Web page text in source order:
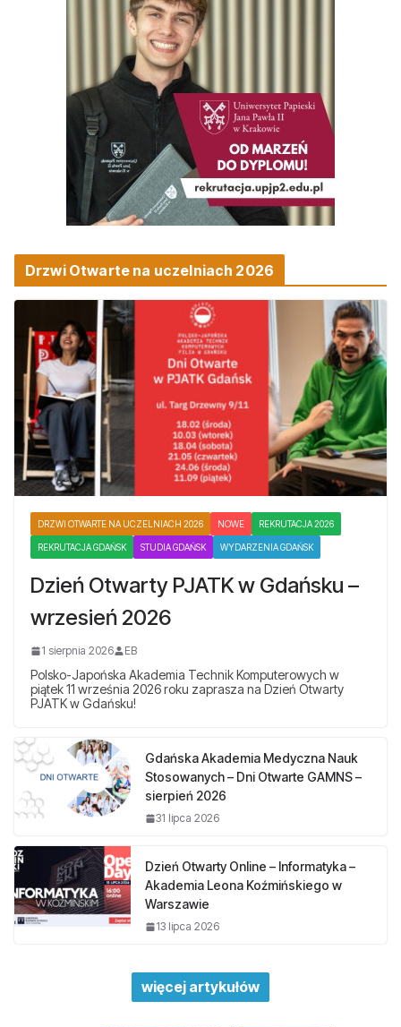
Drzwi Otwarte na uczelniach 2026
DRZWI OTWARTE NA UCZELNIACH 2026 NOWE REKRUTACJA 2026
REKRUTACJA GDAŃSK STUDIA GDAŃSK WYDARZENIA GDAŃSK
Dzień Otwarty PJATK w Gdańsku –
wrzesień 2026
1 sierpnia 2026 EB
Polsko-Japońska Akademia Technik Komputerowych w
piątek 11 września 2026 roku zaprasza na Dzień Otwarty
PJATK w Gdańsku!
Gdańska Akademia Medyczna Nauk
Stosowanych – Dni Otwarte GAMNS –
sierpień 2026
31 lipca 2026
Dzień Otwarty Online – Informatyka –
Akademia Leona Koźmińskiego w
Warszawie
13 lipca 2026
więcej artykułów